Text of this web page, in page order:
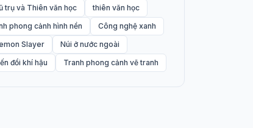
trụ và Thiên văn học
thiên văn học
phong cảnh hình nền
Công nghệ xanh
Slayer
Núi ở nước ngoài
đổi khí hậu
Tranh phong cảnh vẽ tranh